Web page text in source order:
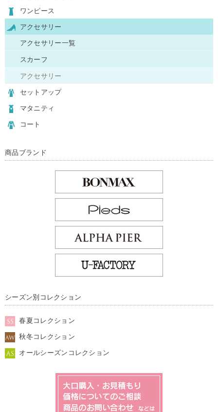
ワンピース
アクセサリー
アクセサリー一覧
スカーフ
アクセサリー
セットアップ
マタニティ
コート
商品ブランド
シーズン別コレクション
春夏コレクション
秋冬コレクション
オールシーズンコレクション